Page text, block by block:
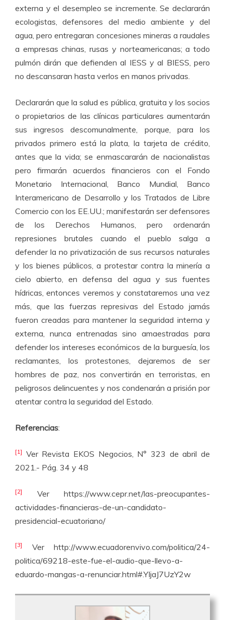
externa y el desempleo se incremente. Se declararán
ecologistas, defensores del medio ambiente y del
agua, pero entregaran concesiones mineras a raudales
a empresas chinas, rusas y norteamericanas; a todo
pulmón dirán que defienden al IESS y al BIESS, pero
no descansaran hasta verlos en manos privadas.
Declararán que la salud es pública, gratuita y los socios
o propietarios de las clínicas particulares aumentarán
sus ingresos descomunalmente, porque, para los
privados primero está la plata, la tarjeta de crédito,
antes que la vida; se enmascararán de nacionalistas
pero firmarán acuerdos financieros con el Fondo
Monetario Internacional, Banco Mundial, Banco
Interamericano de Desarrollo y los Tratados de Libre
Comercio con los EE.UU.; manifestarán ser defensores
de los Derechos Humanos, pero ordenarán
represiones brutales cuando el pueblo salga a
defender la no privatización de sus recursos naturales
y los bienes públicos, a protestar contra la minería a
cielo abierto, en defensa del agua y sus fuentes
hídricas, entonces veremos y constataremos una vez
más, que las fuerzas represivas del Estado jamás
fueron creadas para mantener la seguridad interna y
externa, nunca entrenadas sino amaestradas para
defender los intereses económicos de la burguesía, los
reclamantes, los protestones, dejaremos de ser
hombres de paz, nos convertirán en terroristas, en
peligrosos delincuentes y nos condenarán a prisión por
atentar contra la seguridad del Estado.
Referencias:
[1] Ver Revista EKOS Negocios, N° 323 de abril de
2021.- Pág. 34 y 48
[2]
Ver https://www.cepr.net/las-preocupantes-
actividades-financieras-de-un-candidato-
presidencial-ecuatoriano/
[3]
Ver http://www.ecuadorenvivo.com/politica/24-
politica/69218-este-fue-el-audio-que-llevo-a-
eduardo-mangas-a-renunciar.html#.YIjaJ7UzY2w